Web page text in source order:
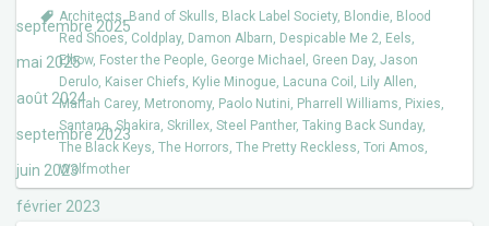
septembre 2025
mai 2025
août 2024
septembre 2023
juin 2023
février 2023
Architects,Band of Skulls, Black Label Society, Blondie, Blood
Red Shoes, Coldplay, Damon Albarn, Despicable Me 2, Eels,
Elbow, Foster the People, George Michael , Green Day, Jason
Derulo, Kaiser Chiefs, Kylie Minogue, Lacuna Coil , Lily Allen,
Mariah Carey, Metronomy, Paolo Nutini, Pharrell Williams, Pixies,
Santana,Shakira, Skrillex, Steel Panther, Taking Back Sunday,
The Black Keys, The Horrors, The Pretty Reckless, Tori Amos,
Wolfmother